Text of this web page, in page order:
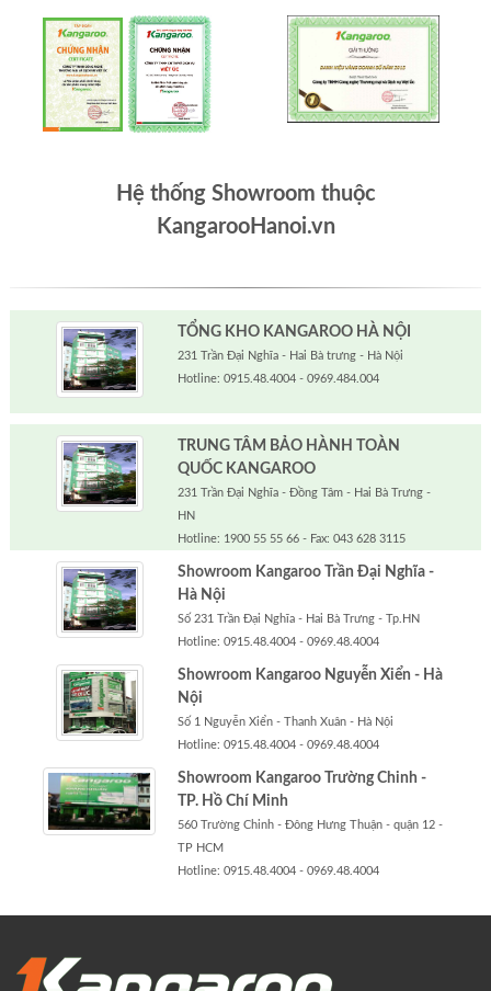
Hệ thống Showroom thuộc
KangarooHanoi.vn
TỔNG KHO KANGAROO HÀ NỘI
231 Trần Đại Nghĩa - Hai Bà trưng - Hà Nội
Hotline: 0915.48.4004 - 0969.484.004
TRUNG TÂM BẢO HÀNH TOÀN
QUỐC KANGAROO
231 Trần Đại Nghĩa - Đồng Tâm - Hai Bà Trưng -
HN
Hotline: 1900 55 55 66 - Fax: 043 628 3115
Showroom Kangaroo Trần Đại Nghĩa -
Hà Nội
Số 231 Trần Đại Nghĩa - Hai Bà Trưng - Tp.HN
Hotline: 0915.48.4004 - 0969.48.4004
Showroom Kangaroo Nguyễn Xiển - Hà
Nội
Số 1 Nguyễn Xiển - Thanh Xuân - Hà Nội
Hotline: 0915.48.4004 - 0969.48.4004
Showroom Kangaroo Trường Chinh -
TP. Hồ Chí Minh
560 Trường Chinh - Đông Hưng Thuận - quận 12 -
TP HCM
Hotline: 0915.48.4004 - 0969.48.4004